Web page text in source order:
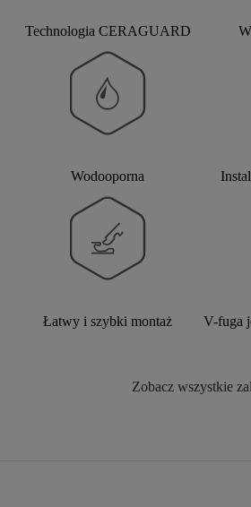
Technologia CERAGUARD
Wodooporna
Łatwy i szybki montaż
V-fuga
Zobacz wszystkie